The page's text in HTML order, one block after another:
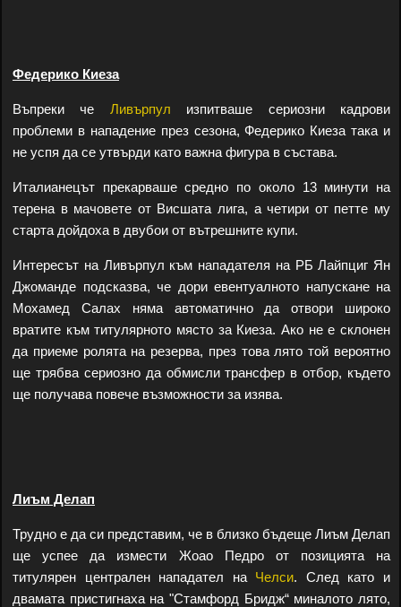
Федерико Киеза
Въпреки че Ливърпул изпитваше сериозни кадрови
проблеми в нападение през сезона, Федерико Киеза така и
не успя да се утвърди като важна фигура в състава.
Италианецът прекарваше средно по около 13 минути на
терена в мачовете от Висшата лига, а четири от петте му
старта дойдоха в двубои от вътрешните купи.
Интересът на Ливърпул към нападателя на РБ Лайпциг Ян
Джоманде подсказва, че дори евентуалното напускане на
Мохамед Салах няма автоматично да отвори широко
вратите към титулярното място за Киеза. Ако не е склонен
да приеме ролята на резерва, през това лято той вероятно
ще трябва сериозно да обмисли трансфер в отбор, където
ще получава повече възможности за изява.
Лиъм Делап
Трудно е да си представим, че в близко бъдеще Лиъм Делап
ще успее да измести Жоао Педро от позицията на
титулярен централен нападател на Челси. След като и
двамата пристигнаха на "Стамфорд Бридж“ миналото лято,